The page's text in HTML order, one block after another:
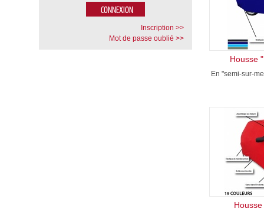
Housse
En "semi-sur-
Inscription >>
Mot de passe oublié >>